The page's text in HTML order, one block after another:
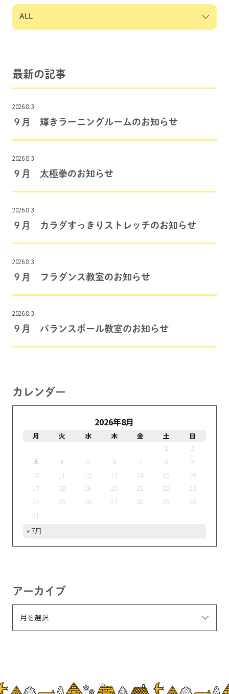
最新の記事
2026.8.3
９月 輝きラーニングルームのお知らせ
2026.8.3
９月 太極拳のお知らせ
2026.8.3
９月 カラダすっきりストレッチのお知らせ
2026.8.3
９月 フラダンス教室のお知らせ
2026.8.3
９月 バランスボール教室のお知らせ
カレンダー
2026年8月
月 火 水 木 金 土
日
1
2
3
4 5 6 7 8
9
10
11 12 13 14 15
16
17
18 19 20 21 22
23
24
25 26 27 28 29
30
31
« 7月
アーカイブ